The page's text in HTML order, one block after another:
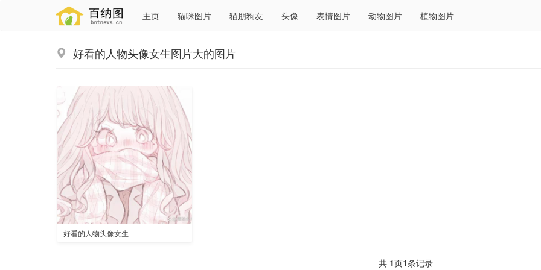
主页 猫咪图片 猫朋狗友 头像 表情图片 动物图片 植物图片
好看的人物头像女生图片大的图片
好看的人物头像女生
共 1页1条记录